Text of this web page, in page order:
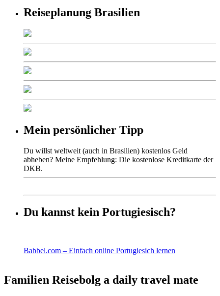
Reiseplanung Brasilien
Mein persönlicher Tipp
Du willst weltweit (auch in Brasilien) kostenlos Geld
abheben? Meine Empfehlung: Die kostenlose Kreditkarte der
DKB.
Du kannst kein Portugiesisch?
Babbel.com – Einfach online Portugiesich lernen
Familien Reisebolg a daily travel mate